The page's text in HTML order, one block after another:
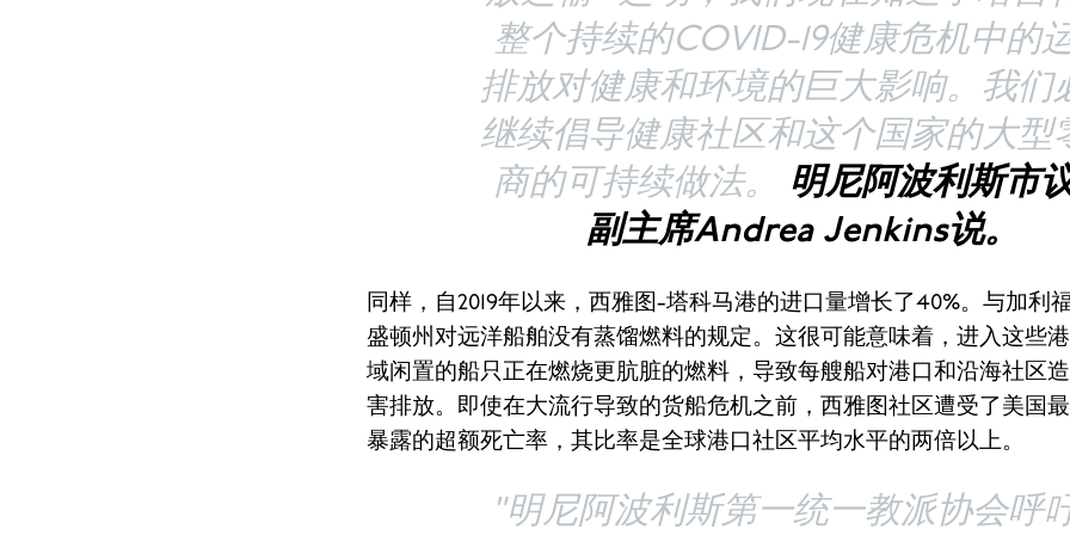
整个持续的COVID-19健康危机中的
排放对健康和环境的巨大影响。我们
继续倡导健康社区和这个国家的大型
商的可持续做法。 明尼阿波利斯市
副主席Andrea Jenkins说。
同样，自2019年以来，西雅图-塔科马港的进口量增长了40%。与加利
盛顿州对远洋船舶没有蒸馏燃料的规定。这很可能意味着，进入这些
域闲置的船只正在燃烧更肮脏的燃料，导致每艘船对港口和沿海社区
害排放。即使在大流行导致的货船危机之前，西雅图社区遭受了美国
暴露的超额死亡率，其比率是全球港口社区平均水平的两倍以上。
"明尼阿波利斯第一统一教派协会呼